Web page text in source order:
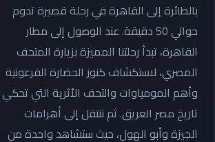
بالطائرة إلى القاهرة في رحلة قصيرة تدوم
حوالي 50 دقيقة. عند الوصول إلى مطار
القاهرة، تبدأ رحلتنا المميزة بزيارة المتحف
المصري، لاستكشاف كنوز الحضارة الفرعونية
وأهم المومياوات والتحف الأثرية التي تحكي
تاريخ مصر العريق. ثم ننتقل إلى أهرامات
الجيزة وأبو الهول، حيث ستشاهد واحدة من